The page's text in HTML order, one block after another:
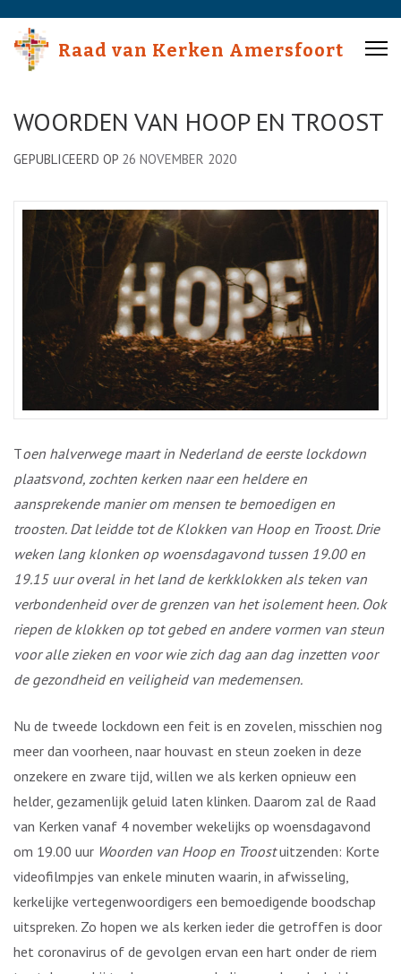
content
Enter)
Raad van Kerken Amersfoort
WOORDEN VAN HOOP EN TROOST
GEPUBLICEERD OP 26 NOVEMBER 2020
Toen halverwege maart in Nederland de eerste lockdown
plaatsvond, zochten kerken naar een heldere en
aansprekende manier om mensen te bemoedigen en
troosten. Dat leidde tot de Klokken van Hoop en Troost. Drie
weken lang klonken op woensdagavond tussen 19.00 en
19.15 uur overal in het land de kerkklokken als teken van
verbondenheid over de grenzen van het isolement heen. Ook
riepen de klokken op tot gebed en andere vormen van steun
voor alle zieken en voor wie zich dag aan dag inzetten voor
de gezondheid en veiligheid van medemensen.
Nu de tweede lockdown een feit is en zovelen, misschien nog
meer dan voorheen, naar houvast en steun zoeken in deze
onzekere en zware tijd, willen we als kerken opnieuw een
helder, gezamenlijk geluid laten klinken. Daarom zal de Raad
van Kerken vanaf 4 november wekelijks op woensdagavond
om 19.00 uur Woorden van Hoop en Troostuitzenden: Korte
videofilmpjes van enkele minuten waarin, in afwisseling,
kerkelijke vertegenwoordigers een bemoedigende boodschap
uitspreken. Zo hopen we als kerken ieder die getroffen is door
het coronavirus of de gevolgen ervan een hart onder de riem